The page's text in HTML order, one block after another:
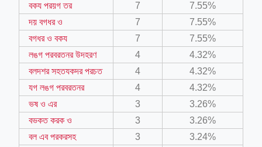
crew-neck-navy-blue/
feed-calculator
বকয পরয়গ তর
7
7.55%
দয় বগধর ও
7
7.55%
বগধর ও বকয
7
7.55%
লঙগ পরবরতনর উদহরণ
4
4.32%
বলদশর সহতযকদর পরচত
4
4.32%
যগ লঙগ পরবরতনর
4
4.32%
ভষ ও এর
3
3.26%
বভকত করক ও
3
3.26%
বল এব পরকরসহ
3
3.24%